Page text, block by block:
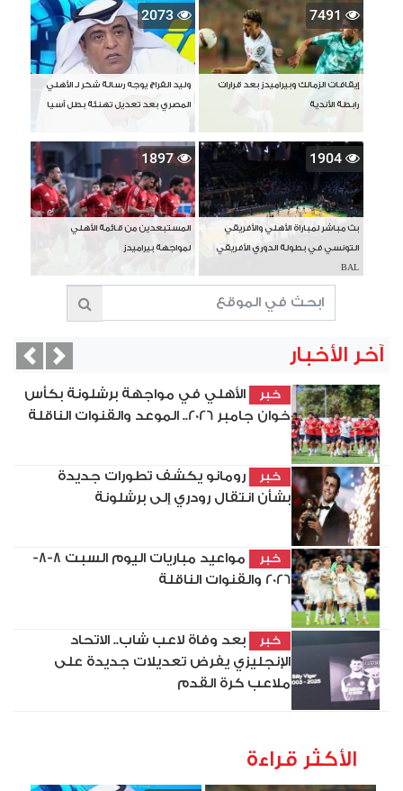
7491
إيقافات الزمالك وبيراميدز بعد قرارات
رابطة الأندية
2073
وليد الفراج يوجه رسالة شكر لـ الأهلي
المصري بعد تعديل تهنئة بطل آسيا
1904
بث مباشر لمباراة الأهلي والأفريقي
التونسي في بطولة الدوري الأفريقي
BAL
1897
المستبعدين من قائمة الأهلي
لمواجهة بيراميدز
آخر الأخبار
خبر
الأهلي في مواجهة برشلونة بكأس
خوان جامبر 2026.. الموعد والقنوات الناقلة
خبر
رومانو يكشف تطورات جديدة
بشأن انتقال رودري إلى برشلونة
خبر
مواعيد مباريات اليوم السبت 8-8-
2026 والقنوات الناقلة
خبر
بعد وفاة لاعب شاب.. الاتحاد
الإنجليزي يفرض تعديلات جديدة على
ملاعب كرة القدم
Next
الأكثر قراءة